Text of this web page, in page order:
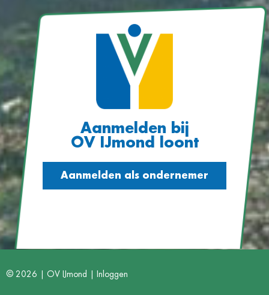
Aanmelden bij
OV IJmond loont
Aanmelden als ondernemer
© 2026 | OV IJmond | Inloggen